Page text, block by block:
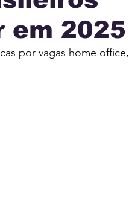
JUSTIÇA
em 2025
por vagas home office,